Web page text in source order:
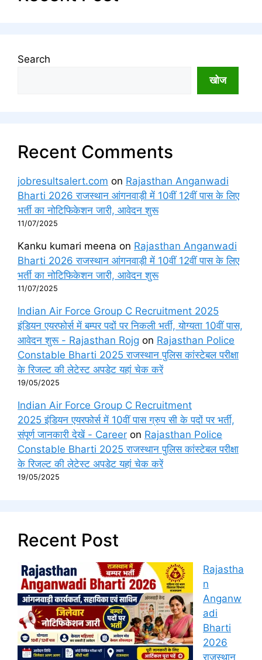
Search
खोज
Recent Comments
jobresultsalert.com on Rajasthan Anganwadi
Bharti 2026 राजस्थान आंगनवाड़ी में 10वीं 12वीं पास के लिए
भर्ती का नोटिफिकेशन जारी, आवेदन शुरू
11/07/2025
Kanku kumari meena on Rajasthan Anganwadi
Bharti 2026 राजस्थान आंगनवाड़ी में 10वीं 12वीं पास के लिए
भर्ती का नोटिफिकेशन जारी, आवेदन शुरू
11/07/2025
Indian Air Force Group C Recruitment 2025
इंडियन एयरफोर्स में बम्पर पदों पर निकली भर्ती, योग्यता 10वीं पास,
आवेदन शुरू - Rajasthan Rojg on Rajasthan Police
Constable Bharti 2025 राजस्थान पुलिस कांस्टेबल परीक्षा
के रिजल्ट की लेटेस्ट अपडेट यहां चेक करें
19/05/2025
Indian Air Force Group C Recruitment
2025 इंडियन एयरफोर्स में 10वीं पास ग्रुप सी के पदों पर भर्ती,
संपूर्ण जानकारी देखें - Career on Rajasthan Police
Constable Bharti 2025 राजस्थान पुलिस कांस्टेबल परीक्षा
के रिजल्ट की लेटेस्ट अपडेट यहां चेक करें
19/05/2025
Recent Post
Rajastha
n
Anganw
adi
Bharti
2026
राजस्थान